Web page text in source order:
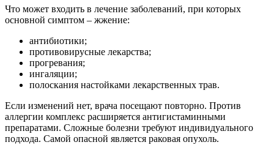
Что может входить в лечение заболеваний, при которых
основной симптом – жжение:
антибиотики;
противовирусные лекарства;
прогревания;
ингаляции;
полоскания настойками лекарственных трав.
Если изменений нет, врача посещают повторно. Против
аллергии комплекс расширяется антигистаминными
препаратами. Сложные болезни требуют индивидуального
подхода. Самой опасной является раковая опухоль.